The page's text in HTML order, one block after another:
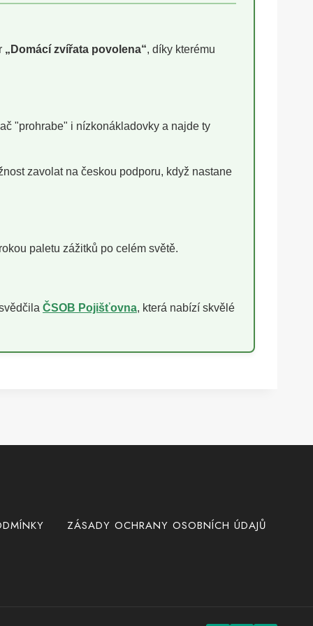
„Domácí zvířata povolena“, díky kterému
"prohrabe" i nízkonákladovky a najde ty
zavolat na českou podporu, když nastane
paletu zážitků po celém světě.
ČSOB Pojišťovna, která nabízí skvělé
ZÁSADY OCHRANY OSOBNÍCH ÚDAJŮ